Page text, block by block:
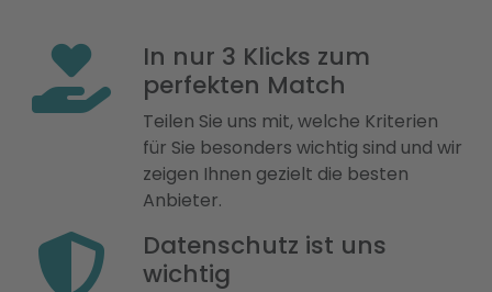
In nur 3 Klicks zum
perfekten Match
Teilen Sie uns mit, welche Kriterien
für Sie besonders wichtig sind und wir
zeigen Ihnen gezielt die besten
Anbieter.
Datenschutz ist uns
wichtig